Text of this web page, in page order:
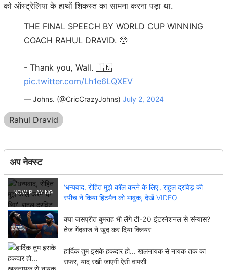
को ऑस्ट्रेलिया के हाथों शिकस्त का सामना करना पड़ा था.
THE FINAL SPEECH BY WORLD CUP WINNING
COACH RAHUL DRAVID. 🥺
- Thank you, Wall. 🇮🇳
pic.twitter.com/Lh1e6LQXEV
— Johns. (@CricCrazyJohns) July 2, 2024
Rahul Dravid
अप नेक्स्ट
'धन्यवाद, रोहित मुझे कॉल करने के लिए', राहुल द्रविड़ की
स्पीच ने किया हिटमैन को भावुक; देखें VIDEO
क्या जसप्रीत बुमराह भी लेंगे टी-20 इंटरनेशनल से संन्यास?
तेज गेंदबाज ने खुद कर दिया क्लियर
हार्दिक तुम इसके हकदार हो... खलनायक से नायक तक का
सफर, याद रखी जाएगी ऐसी वापसी